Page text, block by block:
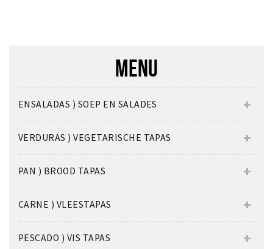
MENU
ENSALADAS ) SOEP EN SALADES
VERDURAS ) VEGETARISCHE TAPAS
PAN ) BROOD TAPAS
CARNE ) VLEESTAPAS
PESCADO ) VIS TAPAS